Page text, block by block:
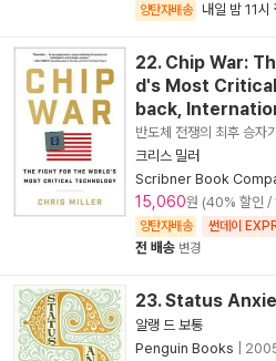
양탄자배송 내일 밤 11시
22. Chip War:
d's Most
back,
반도체 전쟁의 최후 승자
크리스 밀러
Scribner Book
15,060원 (40% 할인 /
양탄자배송 썬데이
전 배송 변경
23. Status
알랭 드 보통
Penguin Books